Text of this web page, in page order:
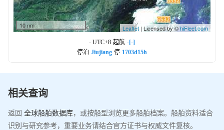
10 nm Leaflet | Licensed by ©hiFleet.com
- UTC+8 起航 -[-]
停泊 Jiujiang 停 1703d15h
相关查询
返回 全球船舶数据库，或按船型浏览更多船舶档案。船舶资料适合
识别与研究参考，重要业务请结合官方证书与权威文件复核。